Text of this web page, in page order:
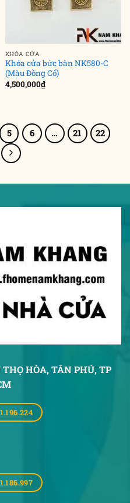
KHÓA CỬA
Khóa cửa bức bàn NK580-C
(Màu Đồng Cổ)
4,500,000₫
5 6 … 21
22
THỌ HÒA,TÂN PHÚ, TP